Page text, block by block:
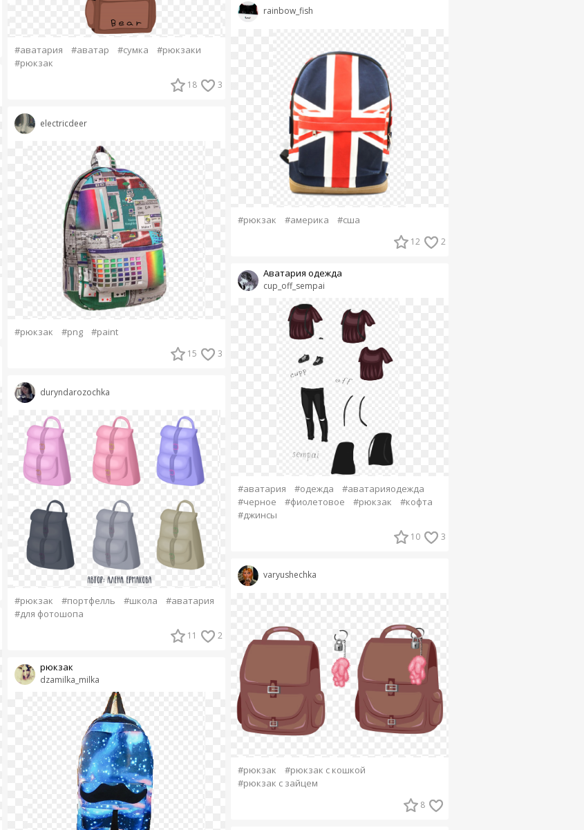
#аватария #аватар #сумка
#рюкзаки
#рюкзак
18 3
electricdeer
#рюкзак #png #paint
15 3
duryndarozochka
#рюкзак #портфелль #школа
#аватария
#для фотошопа
11 2
dzamilka_milka
рюкзак
rainbow_fish
#рюкзак #америка #сша
12 2
cup_off_sempai
Аватария одежда
#аватария #одежда
#аватарияодежда
#черное
#фиолетовое #рюкзак
#кофта
#джинсы
10 3
varyushechka
#рюкзак
#рюкзак с кошкой
#рюкзак с зайцем
8